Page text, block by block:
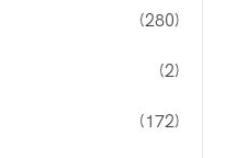
(280)
(2)
(172)